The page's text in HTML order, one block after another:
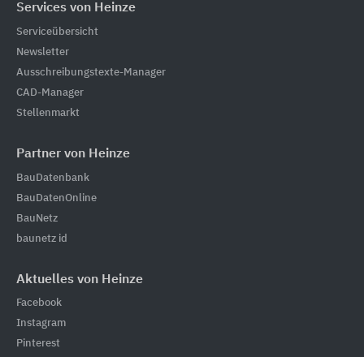
Services von Heinze
Serviceübersicht
Newsletter
Ausschreibungstexte-Manager
CAD-Manager
Stellenmarkt
Partner von Heinze
BauDatenbank
BauDatenOnline
BauNetz
baunetz id
Aktuelles von Heinze
Facebook
Instagram
Pinterest